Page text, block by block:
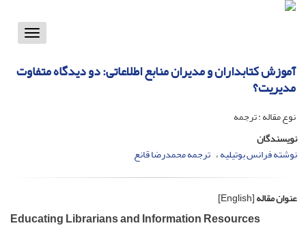
Toggle
آموزش کتابداران و مدیران منابع اطلاعاتی: دو دیدگاه متفاوت
مدیریت؟
نوع مقاله : ترجمه
نویسندگان
نوشته فرانس بوتیلیه ترجمه محمدرضا قانع
عنوان مقاله[English]
Educating Librarians and Information Resources